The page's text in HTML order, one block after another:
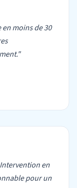
moins de 30
en
pour un